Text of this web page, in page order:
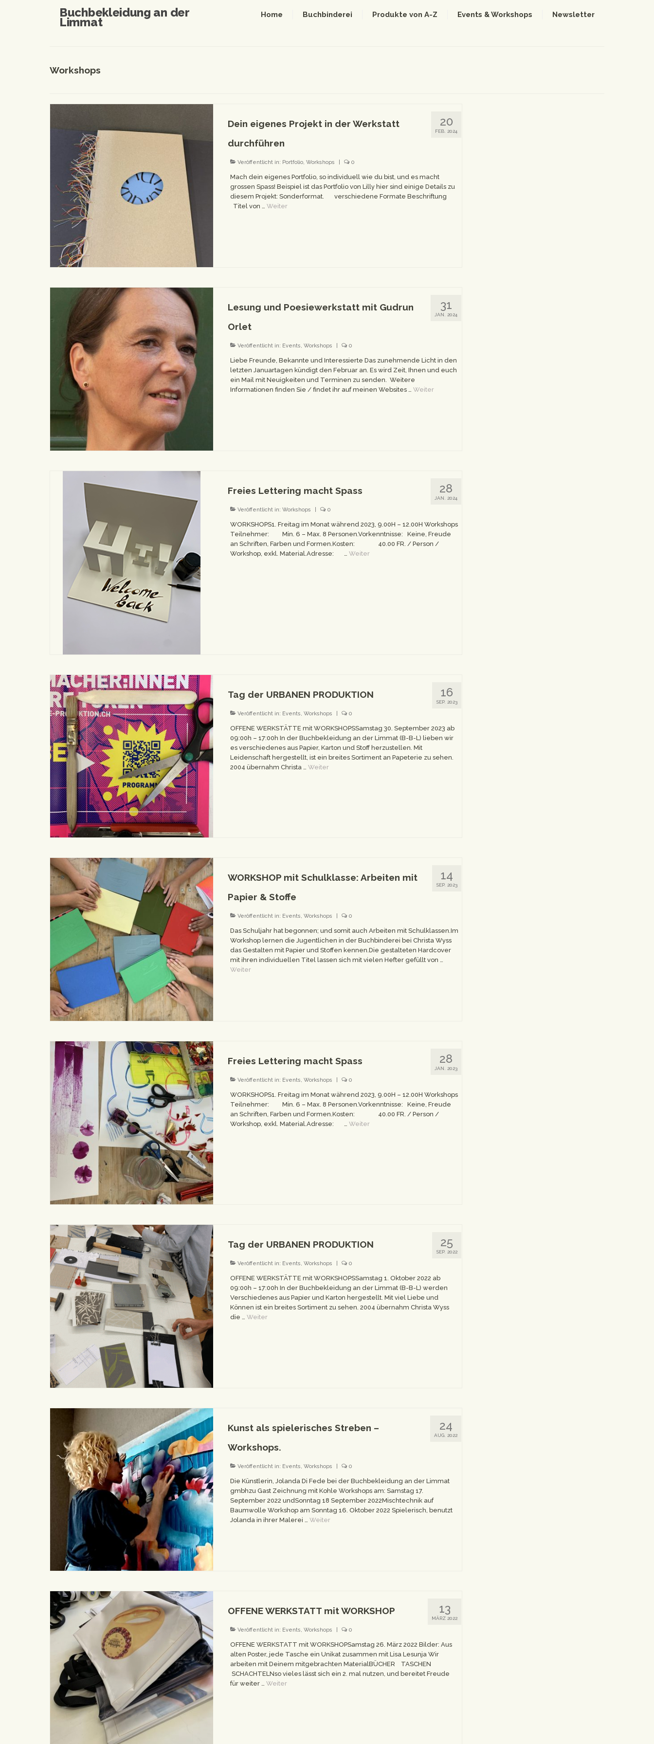
Buchbekleidung an der
Limmat
Home Buchbinderei Produkte von A-Z Events & Workshops Newsletter
Workshops
20
FEB. 2024
Dein eigenes Projekt in der Werkstatt
durchführen
Veröffentlicht in: Portfolio, Workshops 0
Mach dein eigenes Portfolio, so individuell wie du bist, und es macht
grossen Spass! Beispiel ist das Portfolio von Lilly hier sind einige Details zu
diesem Projekt: Sonderformat. verschiedene Formate Beschriftung
Titel von … Weiter
31
JAN. 2024
Lesung und Poesiewerkstatt mit Gudrun
Orlet
Veröffentlicht in: Events, Workshops 0
Liebe Freunde, Bekannte und Interessierte Das zunehmende Licht in den
letzten Januartagen kündigt den Februar an. Es wird Zeit, Ihnen und euch
ein Mail mit Neuigkeiten und Terminen zu senden. Weitere
Informationen finden Sie / findet ihr auf meinen Websites … Weiter
28
JAN. 2024
Freies Lettering macht Spass
Veröffentlicht in: Workshops 0
WORKSHOPS1. Freitag im Monat während 2023, 9.00H – 12.00H Workshops
Teilnehmer: Min. 6 – Max. 8 Personen.Vorkenntnisse: Keine, Freude
an Schriften, Farben und Formen.Kosten: 40.00 FR. / Person /
Workshop, exkl. Material.Adresse: … Weiter
16
SEP. 2023
Tag der URBANEN PRODUKTION
Veröffentlicht in: Events Workshops 0
OFFENE WERKSTÄTTE mit WORKSHOPSSamstag 30. September 2023 ab
09:00h – 17:00h In der Buchbekleidung an der Limmat (B-B-L) lieben wir
es verschiedenes aus Papier, Karton und Stoff herzustellen. Mit
Leidenschaft hergestellt, ist ein breites Sortiment an Papeterie zu sehen.
2004 übernahm Christa … Weiter
14
SEP. 2023
WORKSHOP mit Schulklasse: Arbeiten mit
Papier & Stoffe
Veröffentlicht in: Events, Workshops 0
Das Schuljahr hat begonnen; und somit auch Arbeiten mit Schulklassen.Im
Workshop lernen die Jugentlichen in der Buchbinderei bei Christa Wyss
das Gestalten mit Papier und Stoffen kennen.Die gestalteten Hardcover
mit ihren individuellen Titel lassen sich mit vielen Hefter gefüllt von …
Weiter
28
JAN. 2023
Freies Lettering macht Spass
Veröffentlicht in: Events, Workshops 0
WORKSHOPS1. Freitag im Monat während 2023, 9.00H – 12.00H Workshops
Teilnehmer: Min. 6 – Max. 8 Personen.Vorkenntnisse: Keine, Freude
an Schriften, Farben und Formen.Kosten: 40.00 FR. / Person /
Workshop, exkl. Material.Adresse: … Weiter
25
SEP. 2022
Tag der URBANEN PRODUKTION
Veröffentlicht in: Events, Workshops 0
OFFENE WERKSTÄTTE mit WORKSHOPSSamstag 1. Oktober 2022 ab
09:00h – 17:00h In der Buchbekleidung an der Limmat (B-B-L) werden
Verschiedenes aus Papier und Karton hergestellt. Mit viel Liebe und
Können ist ein breites Sortiment zu sehen. 2004 übernahm Christa Wyss
die … Weiter
24
AUG. 2022
Kunst als spielerisches Streben –
Workshops.
Veröffentlicht in: Events, Workshops 0
Die Künstlerin, Jolanda Di Fede bei der Buchbekleidung an der Limmat
gmbhzu Gast Zeichnung mit Kohle Workshops am: Samstag 17.
September 2022 undSonntag 18 September 2022Mischtechnik auf
Baumwolle Workshop am Sonntag 16. Oktober 2022 Spielerisch, benutzt
Jolanda in ihrer Malerei … Weiter
13
MÄRZ 2022
OFFENE WERKSTATT mit WORKSHOP
Veröffentlicht in: Events, Workshops 0
OFFENE WERKSTATT mit WORKSHOPSamstag 26. März 2022 Bilder: Aus
alten Poster, jede Tasche ein Unikat zusammen mit Lisa Lesunja Wir
arbeiten mit Deinem mitgebrachten MaterialBÜCHER TASCHEN
SCHACHTELNso vieles lässt sich ein 2. mal nutzen, und bereitet Freude
für weiter … Weiter